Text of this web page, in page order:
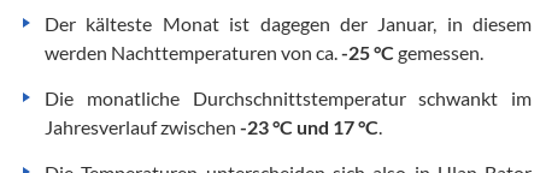
Der kälteste Monat ist dagegen der Januar, in diesem
werden Nachttemperaturen von ca.-25 °C gemessen.
Die monatliche Durchschnittstemperatur schwankt im
Jahresverlauf zwischen -23 °C und 17 °C.